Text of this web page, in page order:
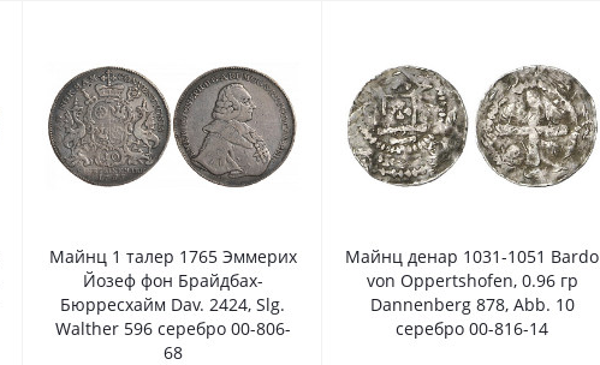
Майнц 1 талер 1765 Эммерих
Йозеф фон Брайдбах-
Бюрресхайм Dav. 2424, Slg.
Walther 596 серебро 00-806-
68
Майнц денар 1031-1051 Bardo
von Oppertshofen, 0.96 гр
Dannenberg 878, Abb. 10
серебро 00-816-14